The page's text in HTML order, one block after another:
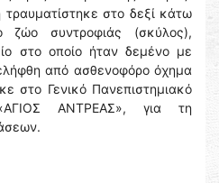
στο δεξί κάτω
ζώο συντροφιάς (σκύλος),
στο οποίο ήταν δεμένο με
από ασθενοφόρο όχημα
στο Γενικό Πανεπιστημιακό
ΑΝΤΡΕΑΣ», για τη